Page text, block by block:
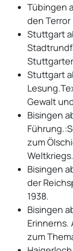
Tübingen
den Terror
Stuttgart
Stuttgart
Gewalt
Bisingen
zum
Weltkriegs.
Bisingen
der
1938.
Bisingen
Erinnerns.
zum